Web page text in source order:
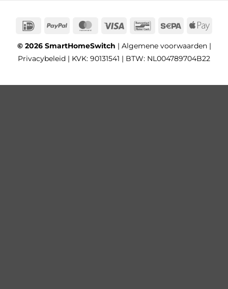
IDeal PayPal MasterCard
Visa Bancontact
Sepa
© 2026 SmartHomeSwitch | Algemene voorwaarden|
Privacybeleid | KVK: 90131541 | BTW: NL004789704B22